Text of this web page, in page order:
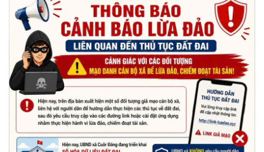
sáng tạo Việt Nam 18/5"
(15/05/2026)
Chương trình đối thoại giữa lãnh đạo UBND xã với thanh niên,
thiếu nhi trên địa bàn xã năm 2026
(14/05/2026)
Chương trình kỷ niệm 85 năm ngày thành lập Đội TNTP Hồ Chí
Minh (15/05/1941 – 15/05/2026) và kỷ niệm 136 năm ngày
sinh Chủ tịch Hồ Chí Minh (19/05/1890 – 19/05/2026).
(14/05/2026)